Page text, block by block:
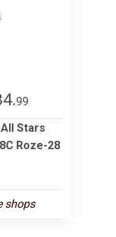
99
Stars
Roze-28
shops